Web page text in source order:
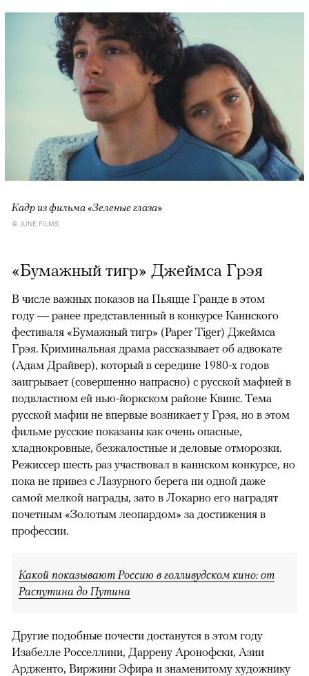
Кадр из фильма «Зеленые глаза»
© JUNE FILMS
«Бумажный тигр» Джеймса Грэя
В числе важных показов на Пьяцце Гранде в этом
году — ранее представленный в конкурсе Каннского
фестиваля «Бумажный тигр» (Paper Tiger) Джеймса
Грэя. Криминальная драма рассказывает об адвокате
(Адам Драйвер), который в середине 1980-х годов
заигрывает (совершенно напрасно) с русской мафией в
подвластном ей нью-йоркском районе Квинс. Тема
русской мафии не впервые возникает у Грэя, но в этом
фильме русские показаны как очень опасные,
хладнокровные, безжалостные и деловые отморозки.
Режиссер шесть раз участвовал в каннском конкурсе, но
пока не привез с Лазурного берега ни одной даже
самой мелкой награды, зато в Локарно его наградят
почетным «Золотым леопардом» за достижения в
профессии.
Какой показывают Россию в голливудском кино: от
Распутина до Путина
Другие подобные почести достанутся в этом году
Изабелле Росселлини, Даррену Аронофски, Азии
Ардженто, Виржини Эфира и знаменитому художнику